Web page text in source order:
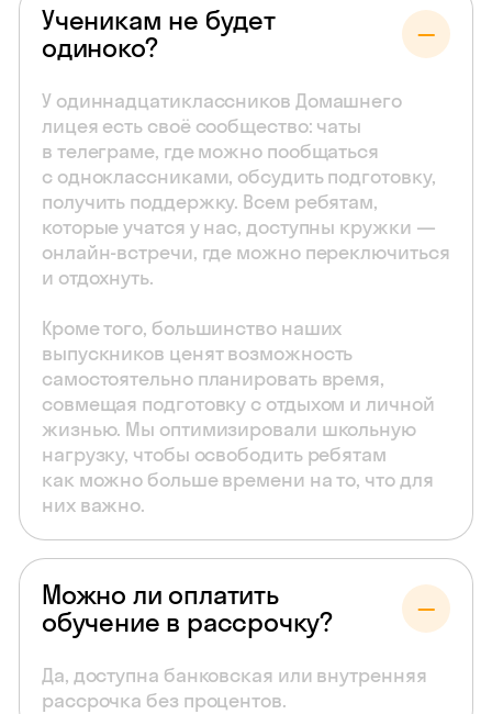
Ученикам не будет
одиноко?
У одиннадцатиклассников Домашнего
лицея есть своё сообщество: чаты
в телеграме, где можно пообщаться
с одноклассниками, обсудить подготовку,
получить поддержку. Всем ребятам,
которые учатся у нас, доступны кружки —
онлайн-встречи, где можно переключиться
и отдохнуть.
Кроме того, большинство наших
выпускников ценят возможность
самостоятельно планировать время,
совмещая подготовку с отдыхом и личной
жизнью. Мы оптимизировали школьную
нагрузку, чтобы освободить ребятам
как можно больше времени на то, что для
них важно.
Можно ли оплатить
обучение в рассрочку?
Да, доступна банковская или внутренняя
рассрочка без процентов.